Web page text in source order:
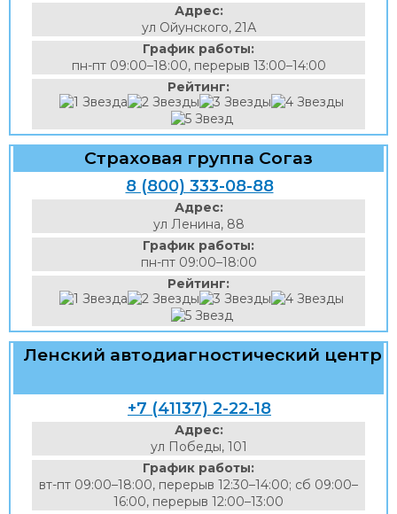
Адрес:
ул Ойунского, 21А
График работы:
пн-пт 09:00–18:00, перерыв 13:00–14:00
Рейтинг:
Страховая группа Согаз
8 (800) 333-08-88
Адрес:
ул Ленина, 88
График работы:
пн-пт 09:00–18:00
Рейтинг:
Ленский автодиагностический центр
+7 (41137) 2-22-18
Адрес:
ул Победы, 101
График работы:
вт-пт 09:00–18:00, перерыв 12:30–14:00; сб 09:00–
16:00, перерыв 12:00–13:00